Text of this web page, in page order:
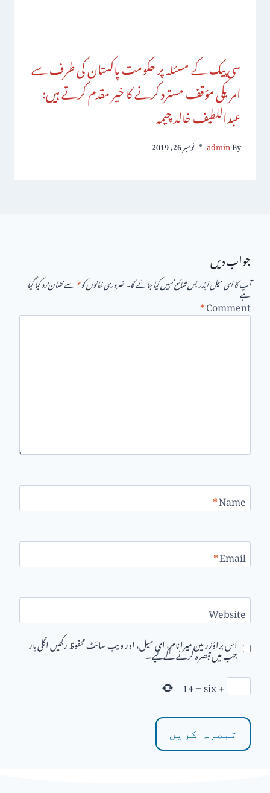
سی پیک کے مسئلہ پر حکومت پاکستان کی طرف سے
امریکی مؤقف مسترد کرنے کا خیر مقدم کرتے ہیں:
عبداللطیف خالد چیمہ
By
admin نومبر 26, 2019
جواب دیں
آپ کا ای میل ایڈریس شائع نہیں کیا جائے گا۔ضروری خانوں کو*سے نشان زد کیا گیا ہے
Comment
*
Name
*
Email
*
Website
اس براؤزر میں میرا نام، ای میل، اور ویب سائٹ محفوظ رکھیں اگلی بار
جب میں تبصرہ کرنے کےلیے۔
+
six
=
14